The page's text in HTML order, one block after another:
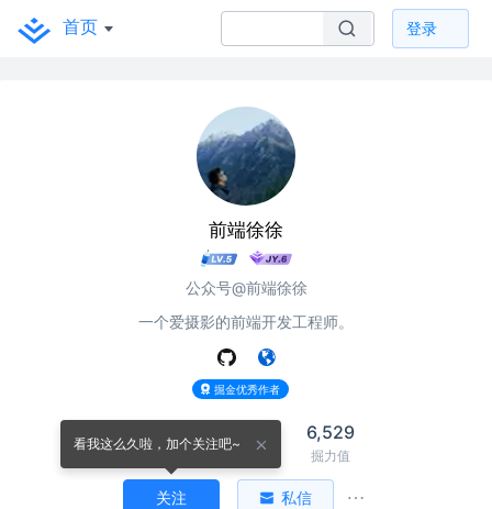
首页 登录
前端徐徐
公众号@前端徐徐
一个爱摄影的前端开发工程师。
掘金优秀作者
30
关注
522
关注者
6,529
掘力值
看我这么久啦，加个关注吧~
关注 私信